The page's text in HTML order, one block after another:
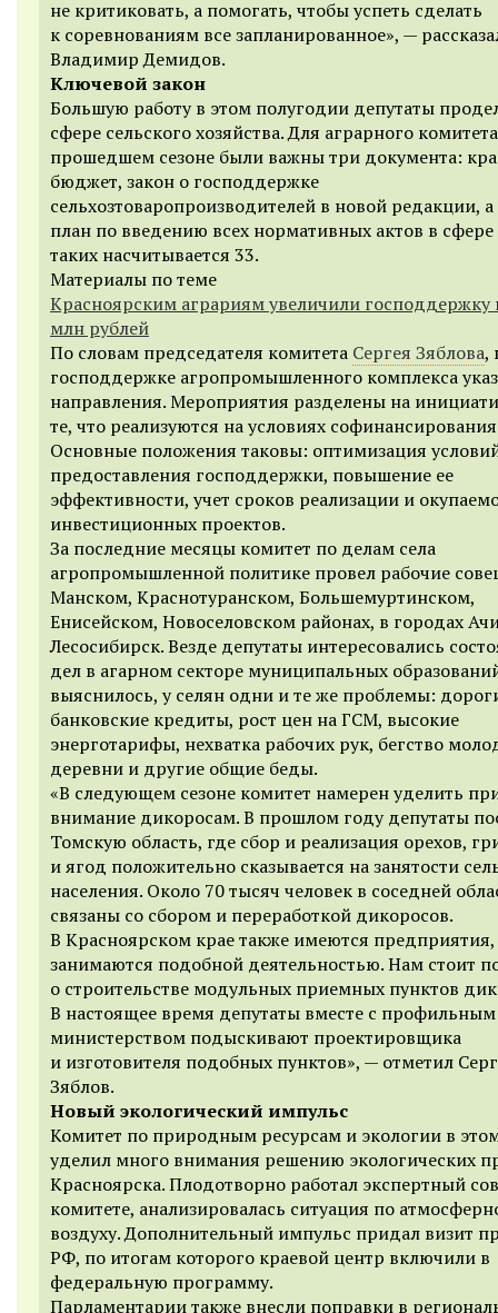
не критиковать, а помогать, чтобы успеть сделать
к соревнованиям все запланированное», —
Владимир Демидов.
Ключевой закон
Большую работу в этом полугодии депутаты
сфере сельского хозяйства. Для аграрного
прошедшем сезоне были важны три документа:
бюджет, закон о господдержке
сельхозтоваропроизводителей в новой редакции,
план по введению всех нормативных актов в
таких насчитывается 33.
Материалы по теме
Красноярским аграриям увеличили господдержку
млн рублей
По словам председателя комитета Сергея Зяблова,
господдержке агропромышленного комплекса
направления. Мероприятия разделены на
те, что реализуются на условиях
Основные положения таковы: оптимизация
предоставления господдержки, повышение ее
эффективности, учет сроков реализации и
инвестиционных проектов.
За последние месяцы комитет по делам села
агропромышленной политике провел рабочие
Манском, Краснотуранском, Большемуртинском,
Енисейском, Новоселовском районах, в городах
Лесосибирск. Везде депутаты интересовались
дел в агарном секторе муниципальных
выяснилось, у селян одни и те же проблемы:
банковские кредиты, рост цен на ГСМ, высокие
энерготарифы, нехватка рабочих рук, бегство
деревни и другие общие беды.
«В следующем сезоне комитет намерен уделить
внимание дикоросам. В прошлом году депутаты
Томскую область, где сбор и реализация орехов,
и ягод положительно сказывается на занятости
населения. Около 70 тысяч человек в соседней
связаны со сбором и переработкой дикоросов.
В Красноярском крае также имеются
занимаются подобной деятельностью. Нам стоит
о строительстве модульных приемных пунктов
В настоящее время депутаты вместе с профильным
министерством подыскивают проектировщика
и изготовителя подобных пунктов», — отметил
Зяблов.
Новый экологический импульс
Комитет по природным ресурсам и экологии в
уделил много внимания решению экологических
Красноярска. Плодотворно работал экспертный
комитете, анализировалась ситуация по
воздуху. Дополнительный импульс придал визит
РФ, по итогам которого краевой центр включили в
федеральную программу.
Парламентарии также внесли поправки в